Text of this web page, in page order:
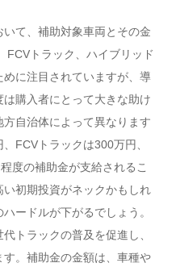
て、補助対象車両とその金
FCVトラック、ハイブリッド
めに注目されていますが、導
購入者にとって大きな助け
自治体によって異なります
FCVトラックは300万円、
度の補助金が支給されるこ
初期投資がネックかもしれ
ードルが下がるでしょう。
トラックの普及を促進し、
。補助金の金額は、車種や